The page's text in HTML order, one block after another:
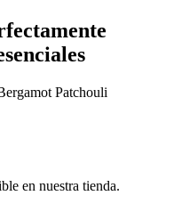
Patchouli
en nuestra tienda.